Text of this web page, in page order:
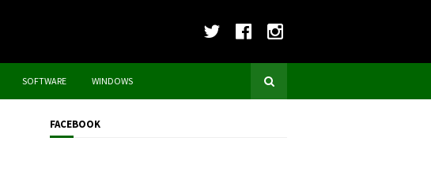
SOFTWARE WINDOWS
FACEBOOK